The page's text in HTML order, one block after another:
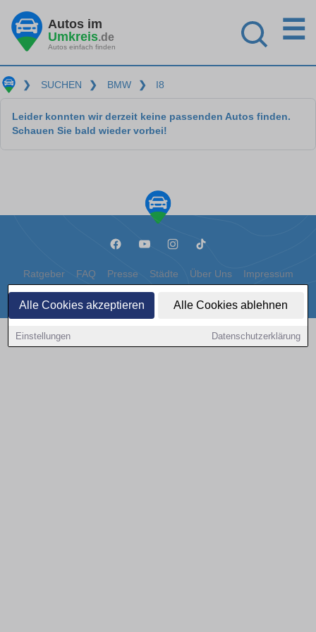
Alle Cookies akzeptieren Alle Cookies ablehnen
Einstellungen Datenschutzerklärung
Autos im
Umkreis.de
Autos einfach finden
☰
❯ SUCHEN ❯ BMW ❯ I8
Leider konnten wir derzeit keine passenden Autos finden.
Schauen Sie bald wieder vorbei!
Ratgeber FAQ Presse Städte Über Uns Impressum
Datenschutz Cookies
Copyright © 2000 - 2026 | 1A Infosysteme GmbH | Content by: 1a-sites-autos